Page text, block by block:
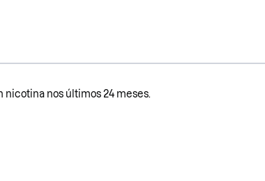
nicotina nos últimos 24 meses.